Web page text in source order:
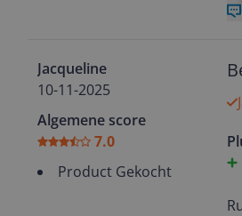
Jacqueline
10-11-2025
Algemene score
7.0
Product Gekocht